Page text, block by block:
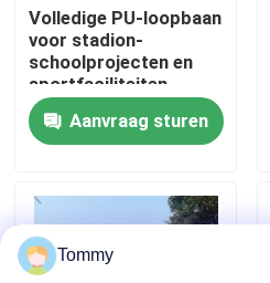
Neem contact met ons op
Nieuws
Gevallen
Offerte Aanvragen
Volledige PU-loopbaan
voor stadion-
schoolprojecten en
sportfaciliteiten
Aanvraag sturen
Tommy